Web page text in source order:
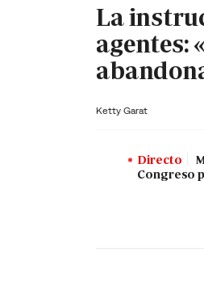
La
agentes:
Ketty Garat
Directo
Congreso